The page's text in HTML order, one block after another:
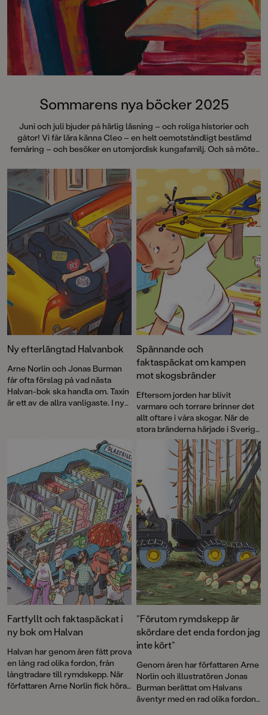
gånger. Du kommer
skedar med en ny
den här boken.
Sommarens nya böcker 2025
Juni och juli bjuder på härlig läsning – och roliga historier och
gåtor! Vi får lära känna Cleo – en helt oemotståndligt bestämd
femåring – och besöker en utomjordisk kungafamilj. Och så möter
antikvariat i Stockholm för en äventyrlig resa. Dessutom en rad
spännande, humoristiska och tankeväckande berättelser för olika
åldrar. Glad boksommar!
Ny efterlängtad Halvanbok
Arne Norlin och Jonas Burman
får ofta förslag på vad nästa
Halvan-bok ska handla om. Taxin
är ett av de allra vanligaste. I nya
hybridmotor är, hur en taxameter
funkar och hur den första
svenska taxin såg ut.
Spännande och
faktaspäckat om kampen
mot skogsbränder
Eftersom jorden har blivit
varmare och torrare brinner det
allt oftare i våra skogar. När de
stora bränderna härjade i Sverige
2018 uppstod idén att skapa en
faktabok för barn och låta Arne
Norlins och Jonas Burmans
populära barnbokskaraktär
Halvan prova på
brandflygaryrket.
Fartfyllt och faktaspäckat i
ny bok om Halvan
Halvan har genom åren fått prova
en lång rad olika fordon, från
långtradare till rymdskepp. När
författaren Arne Norlin fick höra
”Förutom rymdskepp är
skördare det enda fordon jag
inte kört”
Genom åren har författaren Arne
Norlin och illustratören Jonas
Burman berättat om Halvans
äventyr med en rad olika fordon.